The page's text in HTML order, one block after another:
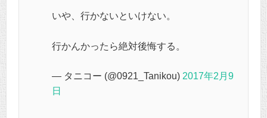
いや、行かないといけない。
行かんかったら絶対後悔する。
— タニコー (@0921_Tanikou) 2017年2月9
日